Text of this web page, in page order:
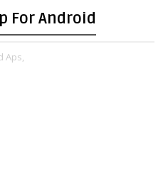
For Android
Aps,